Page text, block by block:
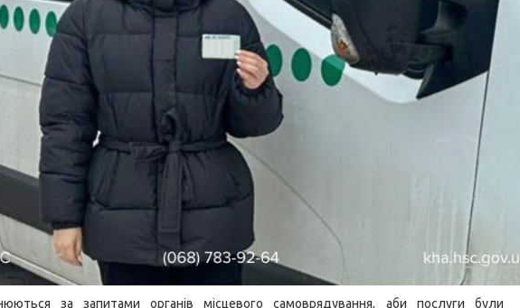
за запитами органів місцевого самоврядування, аби послуги були